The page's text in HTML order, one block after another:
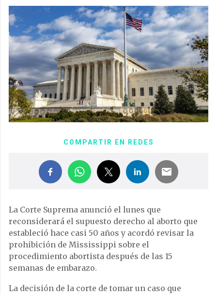
COMPARTIR EN REDES
La Corte Suprema anunció el lunes que
reconsiderará el supuesto derecho al aborto que
estableció hace casi 50 años y acordó revisar la
prohibición de Mississippi sobre el
procedimiento abortista después de las 15
semanas de embarazo.
La decisión de la corte de tomar un caso que